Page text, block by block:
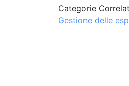
Categorie
Gestione delle